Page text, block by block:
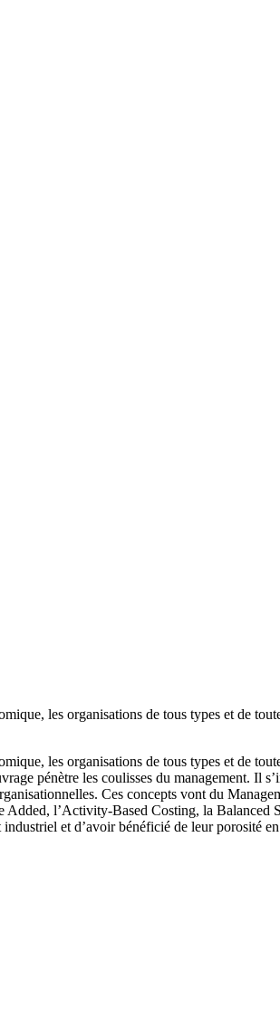
les organisations de tous types et de
les organisations de tous types et de
pénètre les coulisses du management. Il
Ces concepts vont du
l’Activity-Based Costing, la
et d’avoir bénéficié de leur porosité